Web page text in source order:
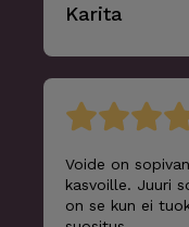
Karita
Voide on
kasvoille. Juuri
on se kun ei